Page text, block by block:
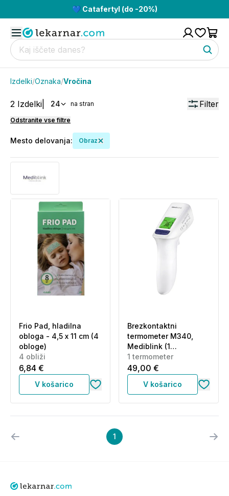
💙 Catafertyl (do -20%)
Izdelki/Oznaka/Vročina
2 Izdelki 24 na stran Filter
Odstranite vse filtre
Mesto delovanja: Obraz
Frio Pad, hladilna
obloga - 4,5 x 11 cm (4
obloge)
4 obliži
6,84 €
V košarico
Brezkontaktni
termometer M340,
Mediblink (1
termometer)
1 termometer
49,00 €
V košarico
1